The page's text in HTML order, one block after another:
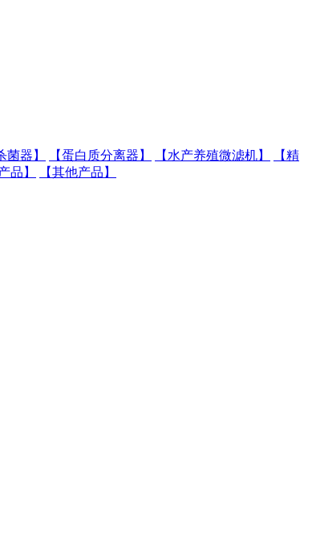
菌器】 【蛋白质分离器】 【水产养殖微滤机】
【精
品】
【其他产品】